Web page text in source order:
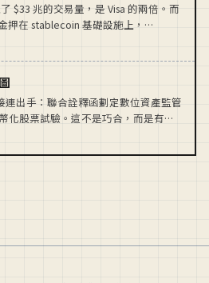
$33 兆的交易量，是 Visa 的兩倍。而
押在 stablecoin 基礎設施上，
去中心化的敘事，正被 VC 用真金
連出手：聯合詮釋函劃定數位資產監管
化股票試驗。這不是巧合，而是有意
與區塊鏈的匯合點，正在鏈上成